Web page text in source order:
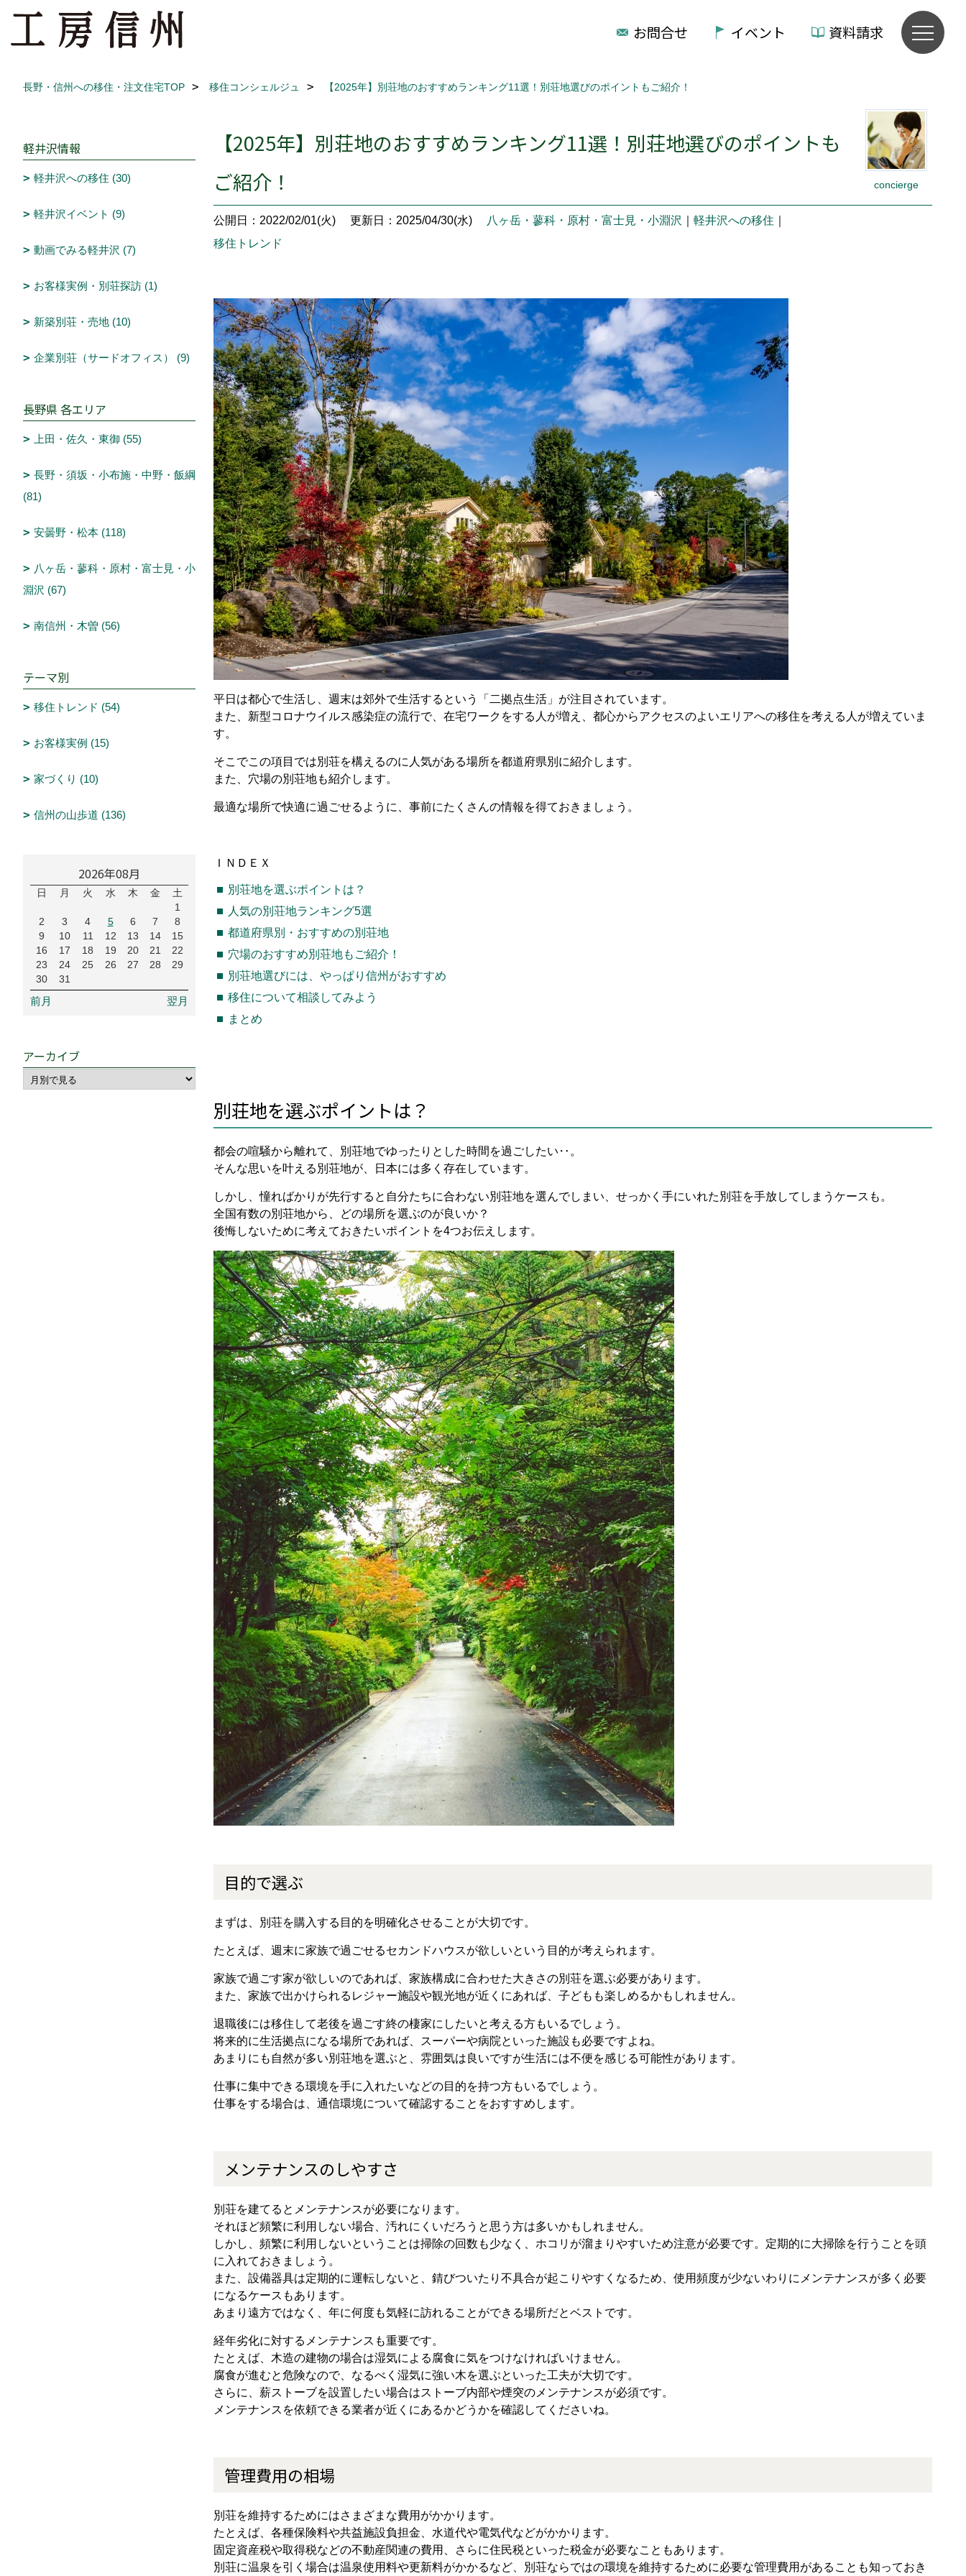
お問合せ イベント 資料請求
長野・信州への移住・注文住宅TOP 移住コンシェルジュ 【2025年】別荘地のおすすめランキング11選！別荘地選びのポイントもご紹介！
concierge
【2025年】別荘地のおすすめランキング11選！別荘地選びのポイントも
ご紹介！
公開日：2022/02/01(火) 更新日：2025/04/30(水) 八ヶ岳・蓼科・原村・富士見・小淵沢 軽井沢への移住
移住トレンド
平日は都心で生活し、週末は郊外で生活するという「二拠点生活」が注目されています。
また、新型コロナウイルス感染症の流行で、在宅ワークをする人が増え、都心からアクセスのよいエリアへの移住を考える人 が増えていま
す。
そこでこの項目では別荘を構えるのに人気がある場所を都道府県別に紹介 します。
また、 穴場の別荘地も紹介します。
最適な場所で快適に過ごせるように、事前にたくさんの情報を得ておきましょう。
ＩＮＤＥＸ
別荘地を選ぶポイントは？
人気の別荘地ランキング5選
都道府県別・おすすめの別荘地
穴場のおすすめ別荘地もご紹介！
別荘地選びには、やっぱり信州がおすすめ
移住について相談してみよう
まとめ
別荘地を選ぶポイントは？
都会の喧騒から離れて、別荘地でゆったりとした時間を過ごしたい‥。
そんな思いを叶える別荘地が、日本には多く存在しています。
しかし、憧ればかりが先行すると自分たちに合わない別荘地を選んでしまい、せっかく手にいれた別荘を手放してしまうケースも。
全国有数の別荘地から、どの場所を選ぶのが良いか？
後悔しないために考えておきたいポイントを4つお伝えします。
目的で選ぶ
まずは、別荘を購入する目的を明確化させることが大切です。
たとえば、週末に家族で過ごせるセカンドハウスが欲しいという目的が考えられます。
家族で過ごす家が欲しいのであれば、家族構成に合わせた大きさの別荘を選ぶ必要があります。
また、家族で出かけられるレジャー施設や観光地が近くにあれば、子どもも楽しめるかもしれません。
退職後には移住して老後を過ごす終の棲家にしたいと考える方もいるでしょう。
将来的に生活拠点になる場所であれば、スーパーや病院といった施設も必要ですよね。
あまりにも自然が多い別荘地を選ぶと、雰囲気は良いですが生活には不便を感じる可能性があります。
仕事に集中できる環境を手に入れたいなどの目的を持つ方もいるでしょう。
仕事をする場合は、通信環境について確認することをおすすめします。
メンテナンスのしやすさ
別荘を建てるとメンテナンスが必要になります。
それほど頻繁に利用しない場合、汚れにくいだろうと思う方は多いかもしれません。
しかし、頻繁に利用しないということは掃除の回数も少なく、ホコリが溜まりやすいため注意が必要です。定期的に大掃除を行うことを頭
に入れておきましょう。
また、設備器具は定期的に運転しないと、錆びついたり不具合が起こりやすくなるため、使用頻度が少ないわりにメンテナンスが多く必要
になるケースもあります。
あまり遠方ではなく、年に何度も気軽に訪れることができる場所だとベストです。
経年劣化に対するメンテナンスも重要です。
たとえば、木造の建物の場合は湿気による腐食に気をつけなければいけません。
腐食が進むと危険なので、なるべく湿気に強い木を選ぶといった工夫が大切です。
さらに、薪ストーブを設置したい場合はストーブ内部や煙突のメンテナンスが必須です。
メンテナンスを依頼できる業者が近くにあるかどうかを確認してくださいね。
管理費用の相場
別荘を維持するためにはさまざまな費用がかかります。
たとえば、各種保険料や共益施設負担金、水道代や電気代などがかかります。
固定資産税や取得税などの不動産関連の費用、さらに住民税といった税金が必要なこともあります。
別荘に温泉を引く場合は温泉使用料や更新料がかかるなど、別荘ならではの環境を維持するために必要な管理費用があることも知っておき
軽井沢情報
軽井沢への移住 (30)
軽井沢イベント (9)
動画でみる軽井沢 (7)
お客様実例・別荘探訪 (1)
新築別荘・売地 (10)
企業別荘（サードオフィス） (9)
長野県 各エリア
上田・佐久・東御 (55)
長野・須坂・小布施・中野・飯綱
(81)
安曇野・松本 (118)
八ヶ岳・蓼科・原村・富士見・小
淵沢 (67)
南信州・木曽 (56)
テーマ別
移住トレンド (54)
お客様実例 (15)
家づくり (10)
信州の山歩道 (136)
2026年08月
日 月 火 水 木 金
土
1
2
3 4 5 6 7
8
9
10 11 12 13 14
15
16
17 18 19 20 21
22
23
24 25 26 27 28
29
30
31
前月 翌月
アーカイブ